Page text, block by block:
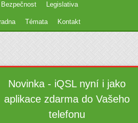
Bezpečnost Legislativa
Témata Kontakt
Novinka - iQSL nyní i jako
aplikace zdarma do Vašeho
telefonu